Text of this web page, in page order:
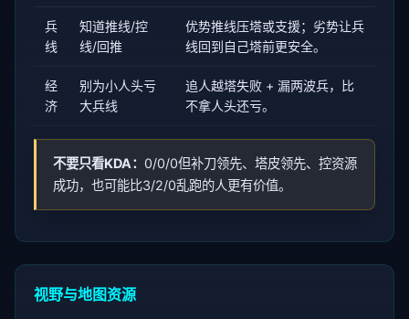
兵
线
知道推线/控
线/回推
优势推线压塔或支援；劣势让兵
线回到自己塔前更安全。
经
济
别为小人头亏
大兵线
追人越塔失败 + 漏两波兵，比
不拿人头还亏。
不要只看KDA： 0/0/0但补刀领先、塔皮领先、控资源
成功，也可能比3/2/0乱跑的人更有价值。
视野与地图资源